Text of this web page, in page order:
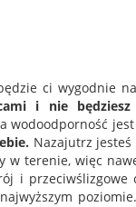
ci wygodnie
i nie będziesz
wodoodporność
Nazajutrz
w terenie, więc
i przeciwślizgowe